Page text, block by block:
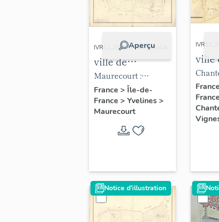
Aperçu
IVR11_20027800676NUCA
ville de
Maurecourt
Maurecourt :
cadastre
napoléonien, section
B de Choisy, 2e
feuille. (AD
France > Île-de-
France > Yvelines>
Maurecourt
ville
Notice d'illustration